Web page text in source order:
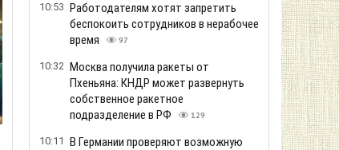
10:53 Работодателям хотят запретить
беспокоить сотрудников в нерабочее
время
97
10:32 Москва получила ракеты от
Пхеньяна: КНДР может развернуть
собственное ракетное
подразделение в РФ
129
10:11 В Германии проверяют возможную